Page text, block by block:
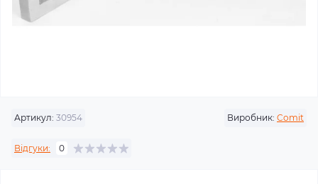
Артикул: 30954 Виробник: Comit
Відгуки: 0